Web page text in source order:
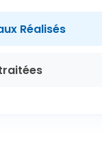
Réalisés